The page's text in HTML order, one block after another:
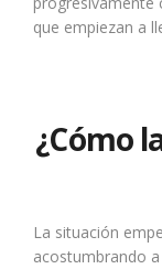
que empiezan a
¿Cómo
La situación
acostumbrando